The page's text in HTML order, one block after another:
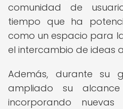
comunidad de
tiempo que ha
como un espacio para
el intercambio de ideas
Además, durante su
ampliado su alcance
incorporando nuevas